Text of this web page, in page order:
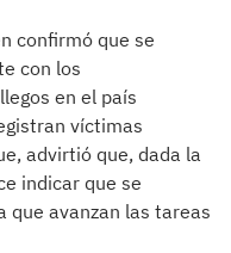
confirmó que se
con los
en el país
víctimas
advirtió que, dada la
indicar que se
que avanzan las tareas